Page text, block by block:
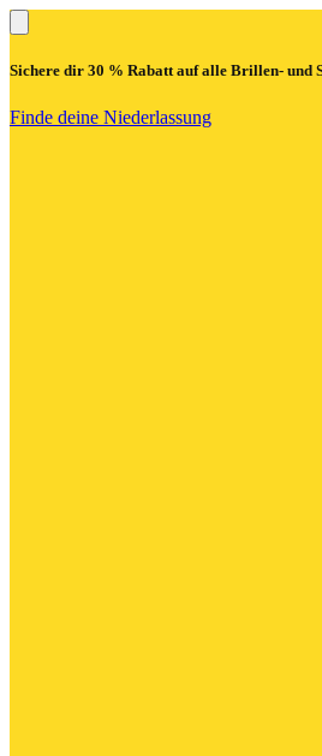
Sichere dir 30 % Rabattauf alle Brillen- und
Finde deine Niederlassung